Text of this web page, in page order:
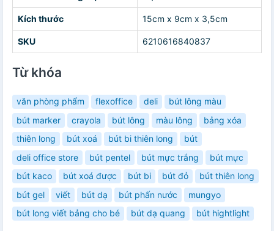
Kích thước 15cm x 9cm x 3,5cm
SKU 6210616840837
Từ khóa
văn phòng phẩm flexoffice deli
bút lông màu
bút marker
crayola bút lông màu lông
bảng xóa
thiên long
bút xoá bút bi thiên long
bút
deli office store
bút pentel bút mực trắng
bút mực
bút kaco
bút xoá được bút bi bút đỏ
bút thiên long
bút gel
viết bút dạ bút phấn nước
mungyo
bút long viết bảng cho bé
bút dạ quang bút hightlight